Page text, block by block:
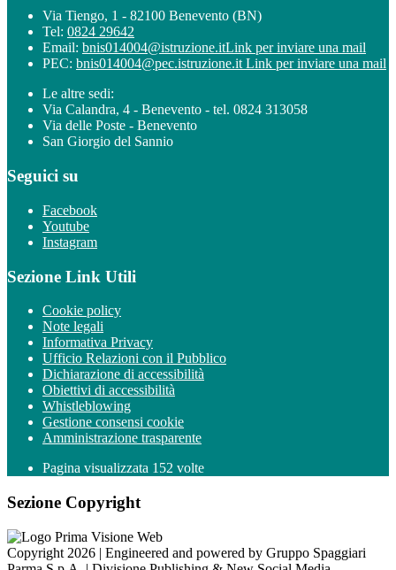
Via Tiengo, 1 - 82100 Benevento (BN)
Tel: 0824 29642
Email: bnis014004@istruzione.itLink per inviare una mail
PEC: bnis014004@pec.istruzione.it Link per inviare una mail
Le altre sedi:
Via Calandra, 4 - Benevento - tel. 0824 313058
Via delle Poste - Benevento
San Giorgio del Sannio
Seguici su
Facebook
Youtube
Instagram
Sezione Link Utili
Cookie policy
Note legali
Informativa Privacy
Ufficio Relazioni con il Pubblico
Dichiarazione di accessibilità
Obiettivi di accessibilità
Whistleblowing
Gestione consensi cookie
Amministrazione trasparente
Pagina visualizzata 152 volte
Sezione Copyright
Copyright 2026 | Engineered and powered by Gruppo Spaggiari